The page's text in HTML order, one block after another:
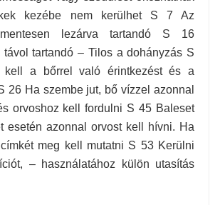
kezébe nem kerülhet S 7 Az
lezárva tartandó S 16
távol tartandó – Tilos a dohányzás S
kell a bőrrel való érintkezést és a
26 Ha szembe jut, bő vízzel azonnal
orvoshoz kell fordulni S 45 Baleset
esetén azonnal orvost kell hívni. Ha
meg kell mutatni S 53 Kerülni
– használatához külön utasítás